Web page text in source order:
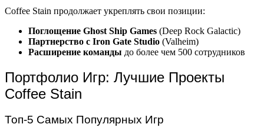
Coffee Stain продолжает укреплять свои позиции:
Поглощение Ghost Ship Games (Deep Rock Galactic)
Партнерство с Iron Gate Studio (Valheim)
Расширение команды до более чем 500 сотрудников
Портфолио Игр: Лучшие Проекты
Coffee Stain
Топ-5 Самых Популярных Игр